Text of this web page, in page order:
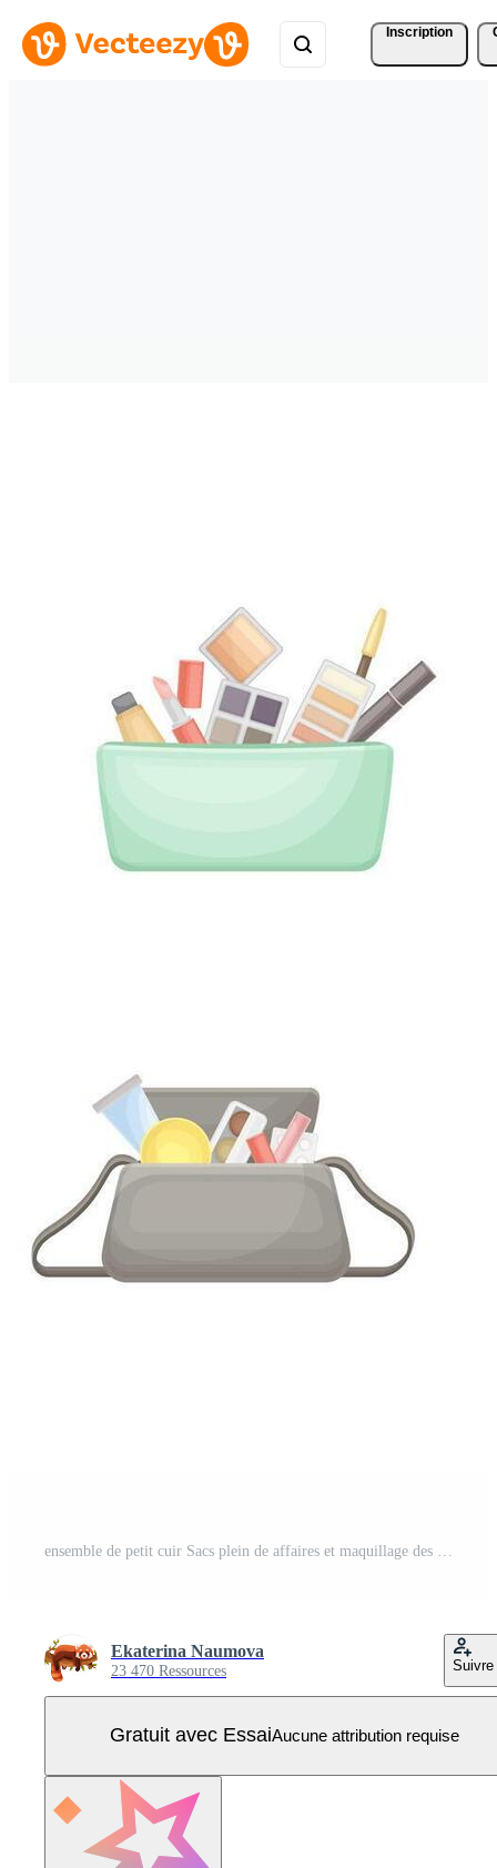
Inscription
Ekaterina Naumova
23 470 Ressources Suivre
Gratuit avec EssaiAucune attribution requise